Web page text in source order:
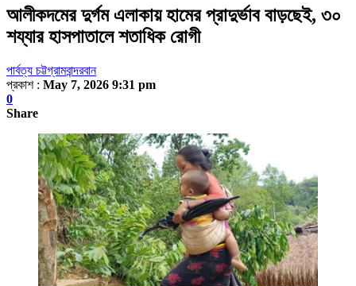
আলীকদমের দুর্গম এলাকায় হামের প্রাদুর্ভাব বাড়ছেই, ৩০
শয্যার হাসপাতালে শতাধিক রোগী
পার্বত্য চট্টগ্রামবান্দরবান
প্রকাশ : May 7, 2026 9:31 pm
0
Share